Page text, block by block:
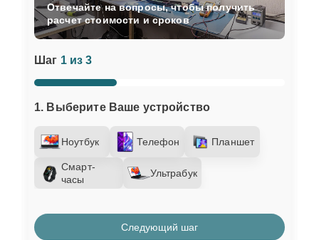
Шаг 1 из 3
1. Выберите Ваше устройство
Ноутбук Телефон Планшет
Смарт-
часы
Ультрабук
Отвечайте на вопросы, чтобы получить
расчет стоимости и сроков
Следующий шаг